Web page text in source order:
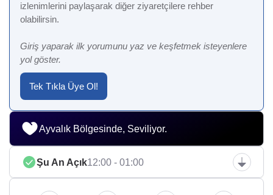
izlenimlerini paylaşarak diğer ziyaretçilere rehber
olabilirsin.
Giriş yaparak ilk yorumunu yaz ve keşfetmek isteyenlere
yol göster.
Tek Tıkla Üye Ol!
Ayvalık Bölgesinde, Seviliyor.
Şu An Açık12:00 - 01:00